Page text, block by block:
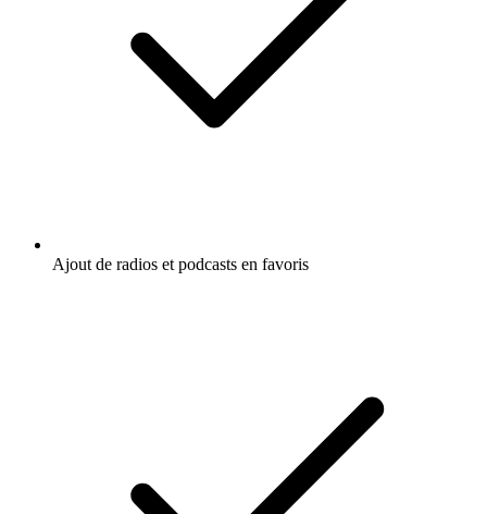
Ajout de radios et podcasts en favoris